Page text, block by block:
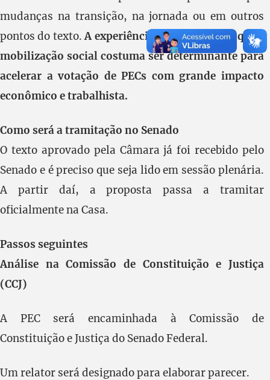
mudanças na transição, na jornada ou em outros
pontos do texto.A experiência recente mostra que a
mobilização social costuma ser determinante para
acelerar a votação de PECs com grande impacto
econômico e trabalhista.
Como será a tramitação no Senado
O texto aprovado pela Câmara já foi recebido pelo
Senado e é preciso que seja lido em sessão plenária.
A partir daí, a proposta passa a tramitar
oficialmente na Casa.
Passos seguintes
Análise na Comissão de Constituição e Justiça
(CCJ)
A PEC será encaminhada à Comissão de
Constituição e Justiça do Senado Federal.
Um relator será designado para elaborar parecer.